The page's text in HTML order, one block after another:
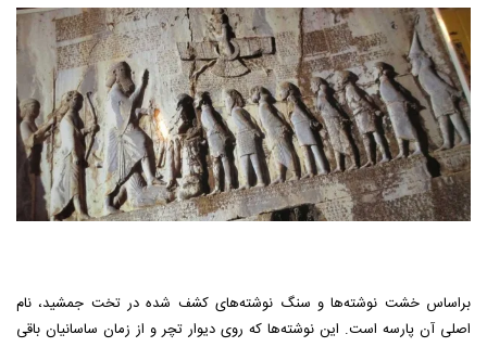
براساس خشت نوشته‌ها و سنگ‌ نوشته‌های کشف‌ شده در تخت جمشید، نام
اصلی آن پارسه است. این نوشته‌ها که روی دیوار تچر و از زمان ساسانیان باقی